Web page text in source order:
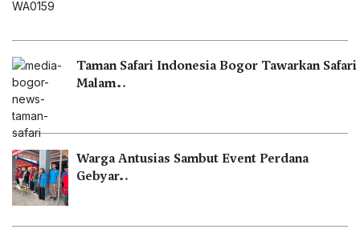
Taman Safari Indonesia Bogor Tawarkan Safari
Malam…
Warga Antusias Sambut Event Perdana
Gebyar…